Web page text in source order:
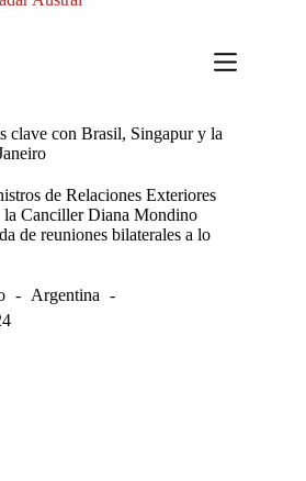
clave con Brasil, Singapur y la
de Relaciones Exteriores
la Canciller Diana Mondino
de reuniones bilaterales a lo
Argentina